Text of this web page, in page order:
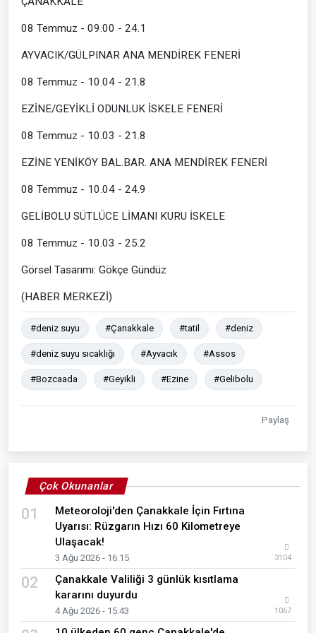
08 Temmuz - 09.00 - 24.1
AYVACIK/GÜLPINAR ANA MENDİREK FENERİ
08 Temmuz - 10.04 - 21.8
EZİNE/GEYİKLİ ODUNLUK İSKELE FENERİ
08 Temmuz - 10.03 - 21.8
EZİNE YENİKÖY BAL.BAR. ANA MENDİREK FENERİ
08 Temmuz - 10.04 - 24.9
GELİBOLU SÜTLÜCE LİMANI KURU İSKELE
08 Temmuz - 10.03 - 25.2
Görsel Tasarımı: Gökçe Gündüz
(HABER MERKEZİ)
#deniz suyu #Çanakkale #tatil #deniz
#deniz suyu sıcaklığı #Ayvacık #Assos
#Bozcaada #Geyikli #Ezine #Gelibolu
Paylaş
Çok Okunanlar
01
Meteoroloji'den Çanakkale İçin Fırtına
Uyarısı: Rüzgarın Hızı 60 Kilometreye
Ulaşacak!
3 Ağu 2026 - 16:15 3104
02
Çanakkale Valiliği 3 günlük kısıtlama
kararını duyurdu
4 Ağu 2026 - 15:43 1067